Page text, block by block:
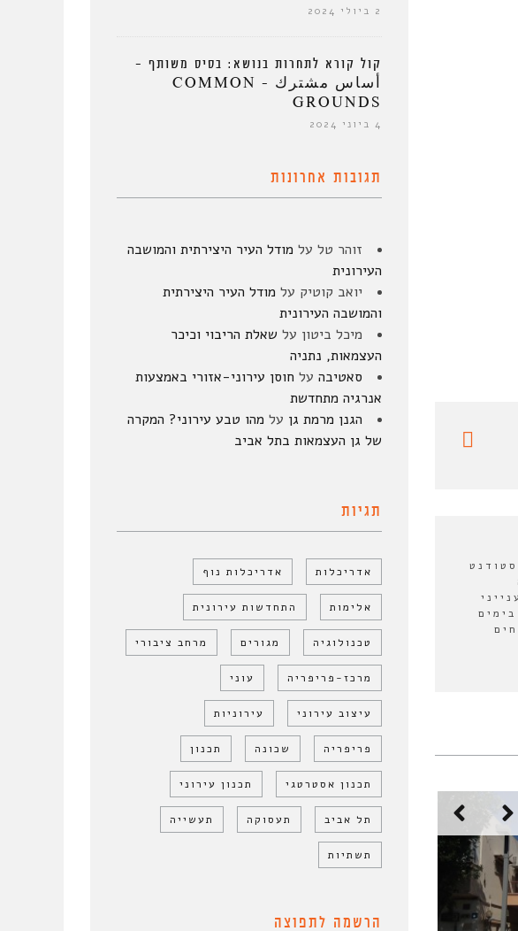
ב"אורבנולוגיה" מאוקטובר 2014 עד יוני 2016. סטודנט
בה חלק בימים
2 ביולי 2024
קול קורא לתחרות בנושא: בסיס משותף –
أساس مشترك – COMMON
GROUNDS
4 ביוני 2024
תגובות אחרונות
זוהר טל על מודל העיר היצירתית והמושבה
העירונית
יואב קוטיק על מודל העיר היצירתית
והמושבה העירונית
מיכל ביטון על שאלת הריבוי וכיכר
העצמאות, נתניה
סאטיבה על חוסן עירוני-אזורי באמצעות
אנרגיה מתחדשת
הגנן מרמת גן על מהו טבע עירוני? המקרה
של גן העצמאות בתל אביב
תגיות
אדריכלות אדריכלות נוף
אלימות התחדשות עירונית
טכנולוגיה מגורים מרחב ציבורי
מרכז-פריפריה עוני
עיצוב עירוני עירוניות
פריפריה שכונה תכנון
תכנון אסטרטגי תכנון עירוני
תל אביב תעסוקה תעשייה
תשתיות
הרשמה לתפוצה